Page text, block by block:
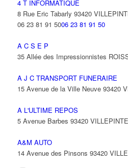
4 T INFORMATIQUE
8 Rue Eric Tabarly 93420
06 23 81 91 5006 23 81 91 50
A C S E P
35 Allée des Impressionnistes
A J C TRANSPORT FUNERAIRE
15 Avenue de la Ville Neuve 93420
A L'ULTIME REPOS
5 Avenue Barbes 93420 VILLEPINTE
A&M AUTO
14 Avenue des Pinsons 93420